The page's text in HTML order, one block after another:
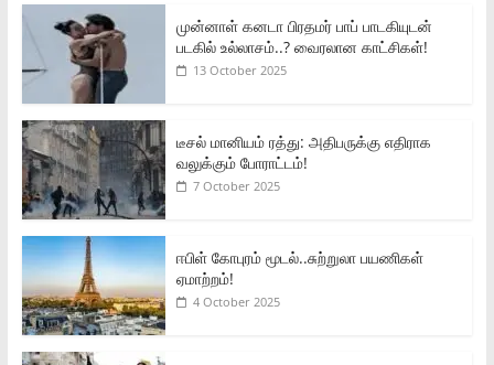
முன்னாள் கனடா பிரதமர் பாப் பாடகியுடன்
படகில் உல்லாசம்..? வைரலான காட்சிகள்!
13 October 2025
டீசல் மானியம் ரத்து: அதிபருக்கு எதிராக
வலுக்கும் போராட்டம்!
7 October 2025
ஈபிள் கோபுரம் மூடல்..சுற்றுலா பயணிகள்
ஏமாற்றம்!
4 October 2025